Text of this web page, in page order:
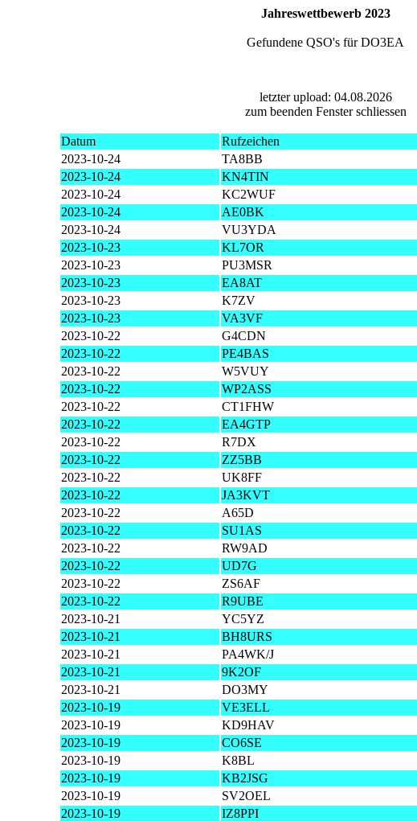
Jahreswettbewerb 2023
Gefundene QSO's für DO3EA
letzter upload: 04.08.2026
zum beenden Fenster schliessen
Datum Rufzeichen
2023-10-24
TA8BB
2023-10-24
KN4TIN
2023-10-24
KC2WUF
2023-10-24
AE0BK
2023-10-24
VU3YDA
2023-10-23
KL7OR
2023-10-23
PU3MSR
2023-10-23
EA8AT
2023-10-23
K7ZV
2023-10-23
VA3VF
2023-10-22
G4CDN
2023-10-22
PE4BAS
2023-10-22
W5VUY
2023-10-22
WP2ASS
2023-10-22
CT1FHW
2023-10-22
EA4GTP
2023-10-22
R7DX
2023-10-22
ZZ5BB
2023-10-22
UK8FF
2023-10-22
JA3KVT
2023-10-22
A65D
2023-10-22
SU1AS
2023-10-22
RW9AD
2023-10-22
UD7G
2023-10-22
ZS6AF
2023-10-22
R9UBE
2023-10-21
YC5YZ
2023-10-21
BH8URS
2023-10-21
PA4WK/J
2023-10-21
9K2OF
2023-10-21
DO3MY
2023-10-19
VE3ELL
2023-10-19
KD9HAV
2023-10-19
CO6SE
2023-10-19
K8BL
2023-10-19
KB2JSG
2023-10-19
SV2OEL
2023-10-19
IZ8PPI